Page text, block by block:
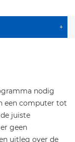
+
nodig
een computer tot
juiste
geen
uitleg over de